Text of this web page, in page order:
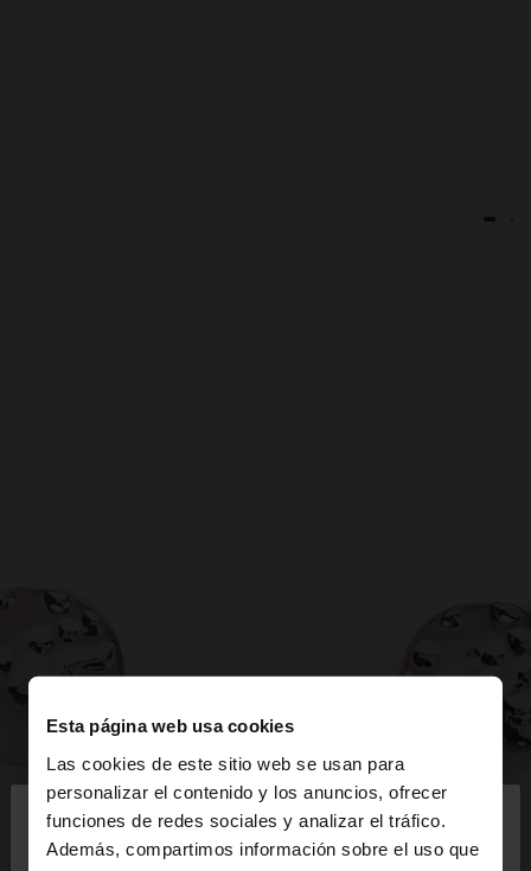
Esta página web usa cookies
Las cookies de este sitio web se usan para
personalizar el contenido y los anuncios, ofrecer
funciones de redes sociales y analizar el tráfico.
Además, compartimos información sobre el uso que
hola